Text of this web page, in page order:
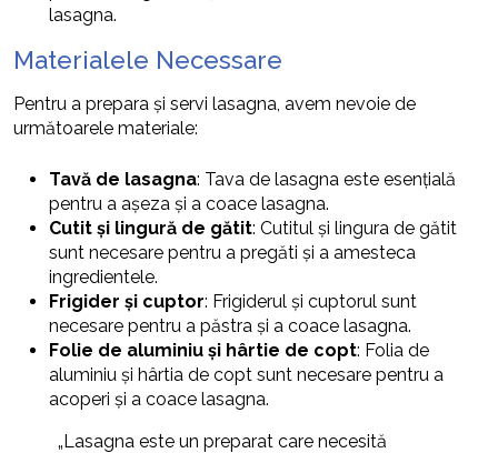
lasagna.
Materialele Necessare
Pentru a prepara și servi lasagna, avem nevoie de
următoarele materiale:
Tavă de lasagna: Tava de lasagna este esențială
pentru a așeza și a coace lasagna.
Cutit și lingură de gătit: Cutitul și lingura de gătit
sunt necesare pentru a pregăti și a amesteca
ingredientele.
Frigider și cuptor: Frigiderul și cuptorul sunt
necesare pentru a păstra și a coace lasagna.
Folie de aluminiu și hârtie de copt: Folia de
aluminiu și hârtia de copt sunt necesare pentru a
acoperi și a coace lasagna.
„Lasagna este un preparat care necesită